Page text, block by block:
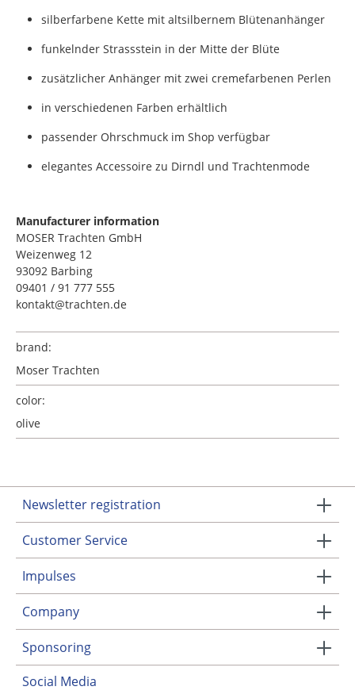
silberfarbene Kette mit altsilbernem Blütenanhänger
funkelnder Strassstein in der Mitte der Blüte
zusätzlicher Anhänger mit zwei cremefarbenen Perlen
in verschiedenen Farben erhältlich
passender Ohrschmuck im Shop verfügbar
elegantes Accessoire zu Dirndl und Trachtenmode
Manufacturer information
MOSER Trachten GmbH
Weizenweg 12
93092 Barbing
09401 / 91 777 555
kontakt@trachten.de
brand:
Moser Trachten
color:
olive
Newsletter registration
Customer Service
Impulses
Company
Sponsoring
Social Media